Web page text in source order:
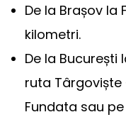
De la Brașov la
kilometri.
De la
ruta
Fundata sau pe